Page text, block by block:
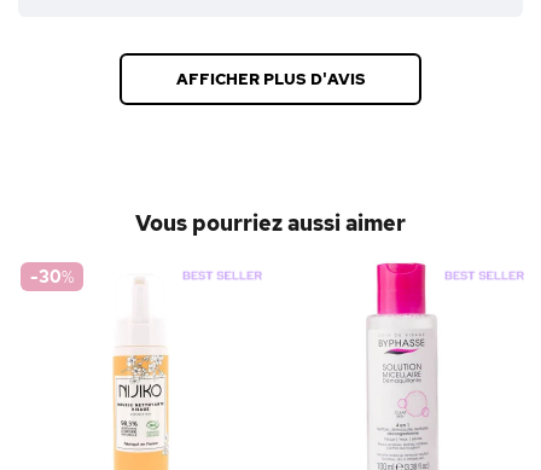
AFFICHER PLUS D'AVIS
Vous pourriez aussi aimer
-30%